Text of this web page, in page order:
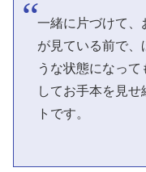
一緒に片づけて、
が見ている前で、
うな状態になっ
してお手本を見
トです。